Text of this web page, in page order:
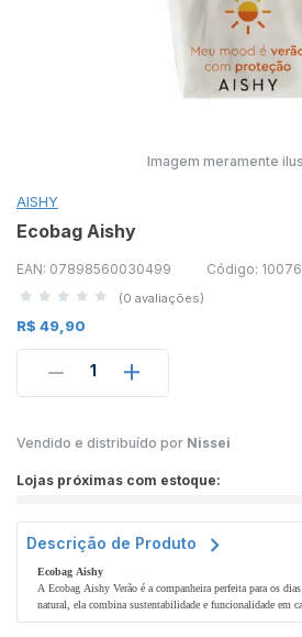
Imagem meramente
AISHY
Ecobag Aishy
EAN: 07898560030499 Código:
(0 avaliações)
R$ 49,90
1
Vendido e distribuído por Nissei
Lojas próximas com estoque:
Descrição de Produto
Ecobag Aishy
A Ecobag Aishy Verão é a companheira perfeita para os
natural, ela combina sustentabilidade e funcionalidade em
piscina ou aquele passeio ao ar livre. Tamanho: 30 larg X